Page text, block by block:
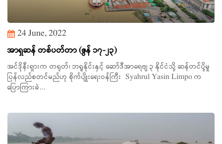
24 June, 2022
အာရှဆန် တစ်ပတ်တာ (ဇွန် ၁၇-၂၃)
အင်ဒိုနီးရှားက တရုတ်၊ ဘရူနိုင်းနှင့် ဆော်ဒီအာရေဗျ ၃ နိုင်ငံသို့ ဆန်တင်ပို့မှု
ပြန်လည်စတင်မည်ဟု စိုက်ပျိုးရေးဝန်ကြီး Syahrul Yasin Limpo က
ပြောကြားခဲ...